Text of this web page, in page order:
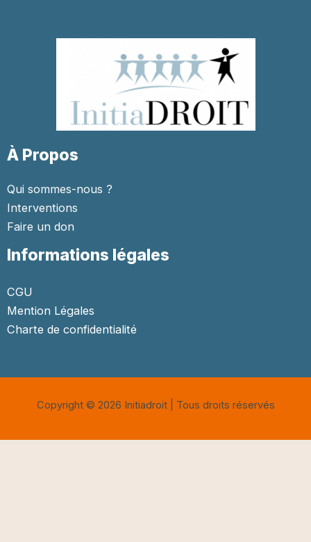
À Propos
Qui sommes-nous ?
Interventions
Faire un don
Informations légales
CGU
Mention Légales
Charte de confidentialité
Copyright © 2026 Initiadroit | Tous droits réservés